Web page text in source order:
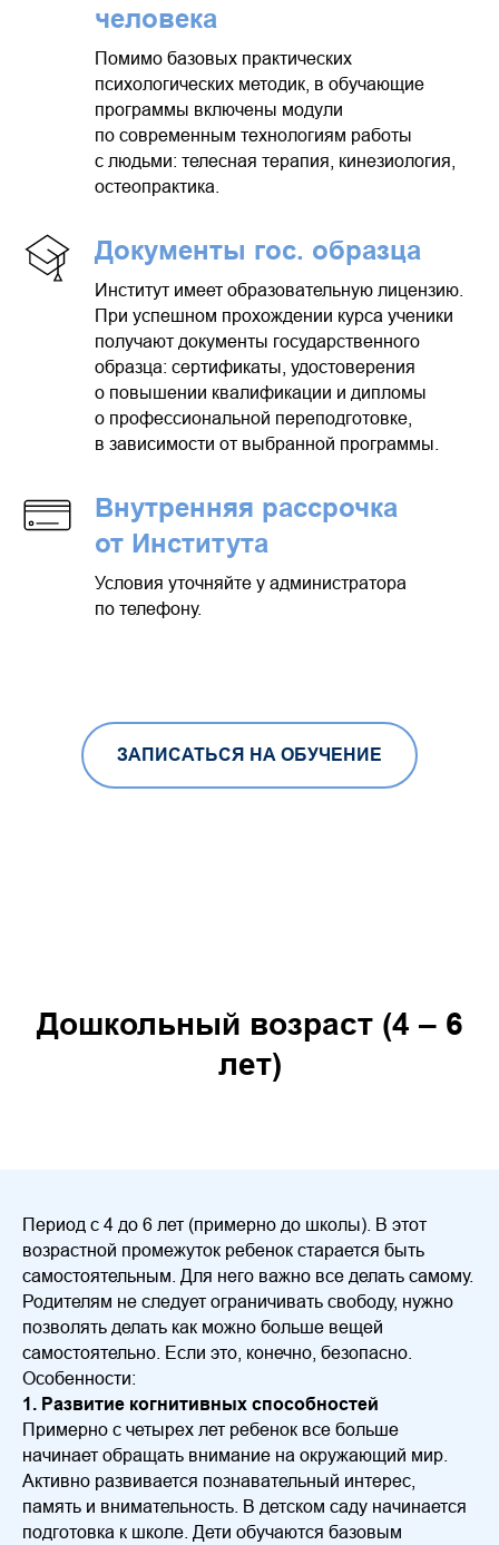
человека
Помимо базовых практических
психологических методик, в обучающие
программы включены модули
по современным технологиям работы
с людьми: телесная терапия, кинезиология,
остеопрактика.
Документы гос. образца
Институт имеет образовательную лицензию.
При успешном прохождении курса ученики
получают документы государственного
образца: сертификаты, удостоверения
о повышении квалификации и дипломы
о профессиональной переподготовке,
в зависимости от выбранной программы.
Внутренняя рассрочка
от Института
Условия уточняйте у администратора
по телефону.
ЗАПИСАТЬСЯ НА ОБУЧЕНИЕ
Дошкольный возраст (4 – 6
лет)
Период с 4 до 6 лет (примерно до школы). В этот
возрастной промежуток ребенок старается быть
самостоятельным. Для него важно все делать самому.
Родителям не следует ограничивать свободу, нужно
позволять делать как можно больше вещей
самостоятельно. Если это, конечно, безопасно.
Особенности:
1. Развитие когнитивных способностей
Примерно с четырех лет ребенок все больше
начинает обращать внимание на окружающий мир.
Активно развивается познавательный интерес,
память и внимательность. В детском саду начинается
подготовка к школе. Дети обучаются базовым